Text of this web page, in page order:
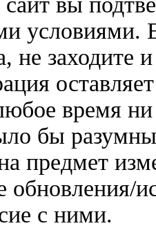
условиями.
не заходите
время
бы
предмет
обновления/
с ними.